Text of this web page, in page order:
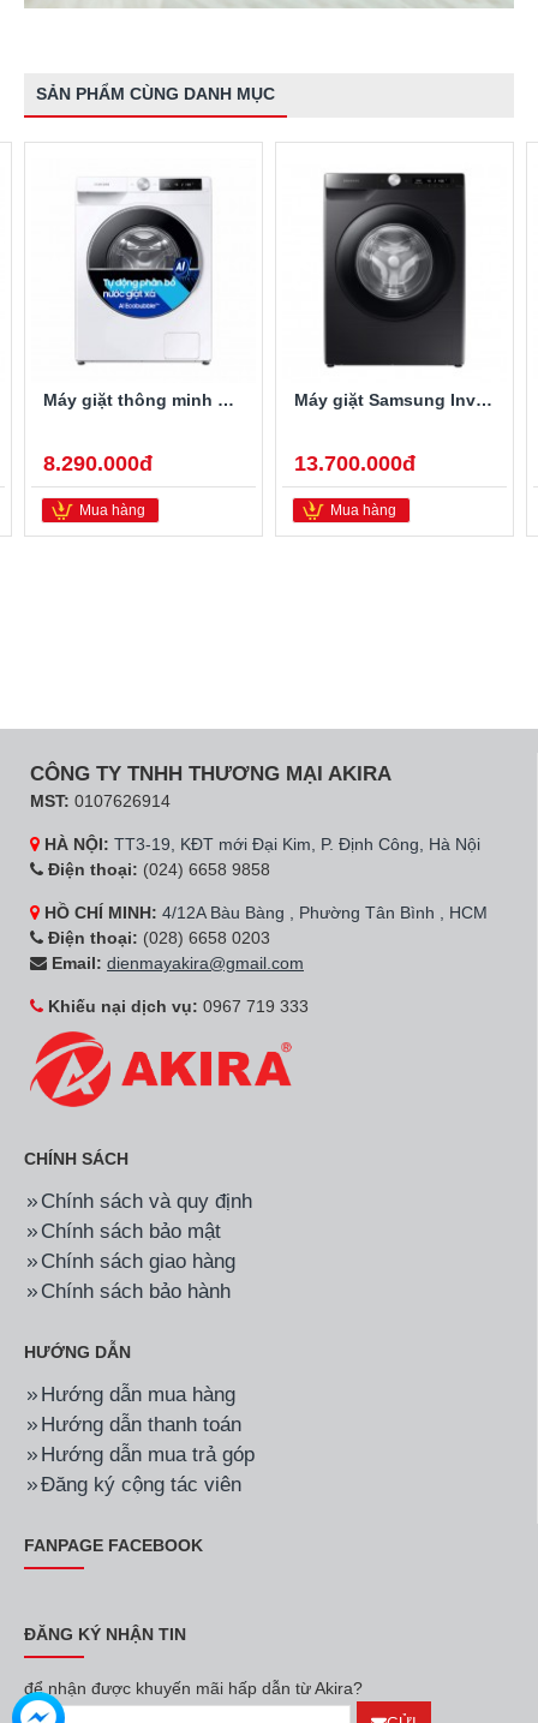
SẢN PHẨM CÙNG DANH MỤC
Máy giặt thông minh Samsung Inverter 9Kg WW90T634DLE/SV
8.290.000đ
Mua hàng
Máy giặt Samsung Inverter WW13T504DAB/SV 13 kg
13.700.000đ
Mua hàng
CÔNG TY TNHH THƯƠNG MẠI AKIRA
MST: 0107626914
HÀ NỘI: TT3-19, KĐT mới Đại Kim, P. Định Công, Hà Nội
Điện thoại: (024) 6658 9858
HỒ CHÍ MINH: 4/12A Bàu Bàng , Phường Tân Bình , HCM
Điện thoại: (028) 6658 0203
Email: dienmayakira@gmail.com
Khiếu nại dịch vụ: 0967 719 333
CHÍNH SÁCH
Chính sách và quy định
Chính sách bảo mật
Chính sách giao hàng
Chính sách bảo hành
HƯỚNG DẪN
Hướng dẫn mua hàng
Hướng dẫn thanh toán
Hướng dẫn mua trả góp
Đăng ký cộng tác viên
FANPAGE FACEBOOK
ĐĂNG KÝ NHẬN TIN
để nhận được khuyến mãi hấp dẫn từ Akira?